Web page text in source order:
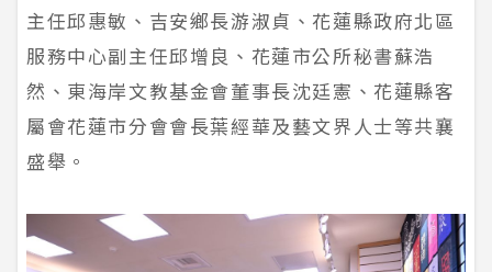
主任邱惠敏、吉安鄉長游淑貞、花蓮縣政府北區
服務中心副主任邱增良、花蓮市公所秘書蘇浩
然、東海岸文教基金會董事長沈廷憲、花蓮縣客
屬會花蓮市分會會長葉經華及藝文界人士等共襄
盛舉。